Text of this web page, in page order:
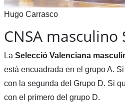
Hugo Carrasco
CNSA masculino
La Selecció Valenciana
está encuadrada en el grupo A.
con la segunda del Grupo D. Si
con el primero del grupo D.